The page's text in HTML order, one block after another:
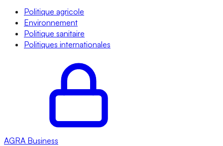
Politique agricole
Environnement
Politique sanitaire
Politiques internationales
AGRA Business